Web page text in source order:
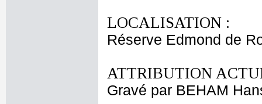
LOCALISATION :
Réserve Edmond de
ATTRIBUTION
Gravé par BEHAM